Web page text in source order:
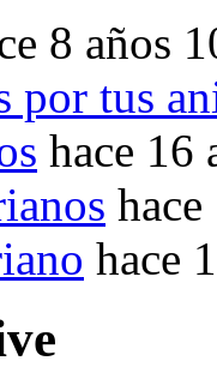
8 años
por tus
hace 16
hace